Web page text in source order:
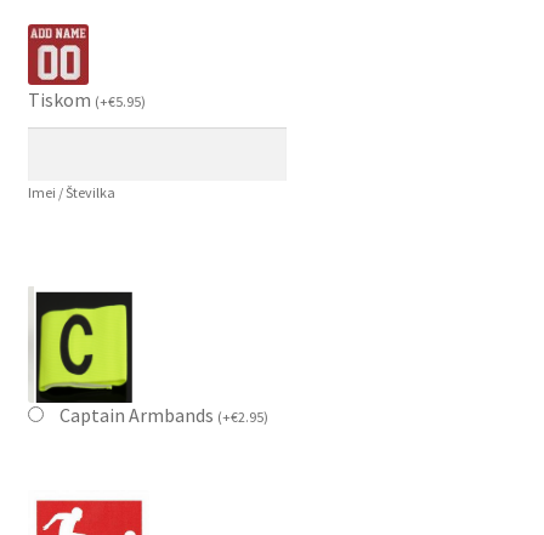
Tiskom (+€5.95)
Imei / Številka
Captain Armbands (+€2.95)